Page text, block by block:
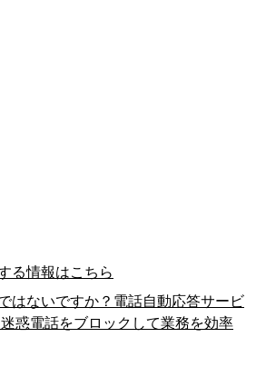
る情報はこちら
はないですか？電話自動応答サービ
惑電話をブロックして業務を効率